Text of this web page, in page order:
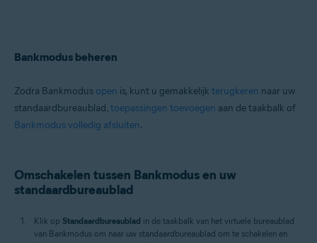
Bankmodus beheren
Zodra Bankmodus open is, kunt u gemakkelijk terugkeren naar uw
standaardbureaublad, toepassingen toevoegen aan de taakbalk of
Bankmodus volledig afsluiten.
Omschakelen tussen Bankmodus en uw
standaardbureaublad
Klik op Standaardbureaublad in de taakbalk van het virtuele bureaublad
van Bankmodus om naar uw standaardbureaublad om te schakelen en